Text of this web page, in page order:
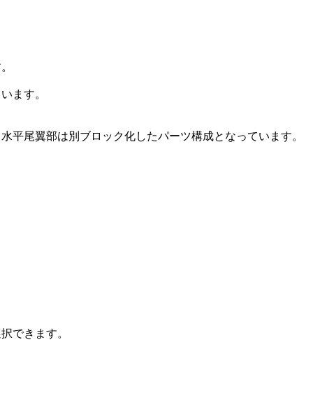
ます。
尾翼部は別ブロック化したパーツ構成となっています。
できます。